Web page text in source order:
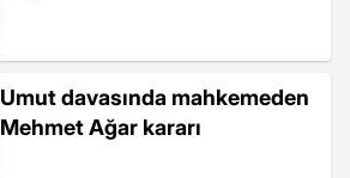
Umut davasında mahkemeden
Mehmet Ağar kararı